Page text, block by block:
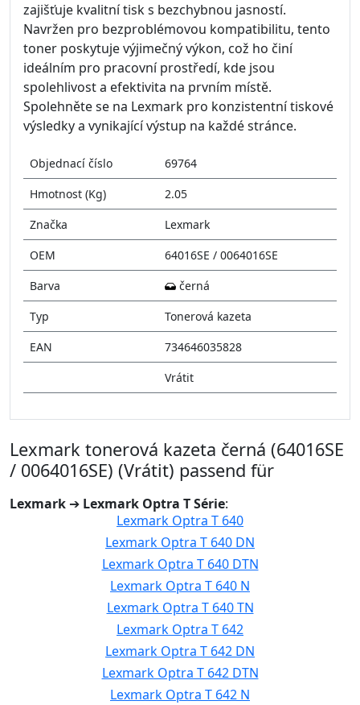
zajišťuje kvalitní tisk s bezchybnou jasností.
Navržen pro bezproblémovou kompatibilitu, tento
toner poskytuje výjimečný výkon, což ho činí
ideálním pro pracovní prostředí, kde jsou
spolehlivost a efektivita na prvním místě.
Spolehněte se na Lexmark pro konzistentní tiskové
výsledky a vynikající výstup na každé stránce.
Objednací číslo
69764
Hmotnost (Kg)
2.05
Značka
Lexmark
OEM
64016SE / 0064016SE
Barva
černá
Typ
Tonerová kazeta
EAN
734646035828
Vrátit
Lexmark tonerová kazeta černá (64016SE
/ 0064016SE) (Vrátit) passend für
Lexmark ➔ Lexmark Optra T Série:
Lexmark Optra T 640
Lexmark Optra T 640 DN
Lexmark Optra T 640 DTN
Lexmark Optra T 640 N
Lexmark Optra T 640 TN
Lexmark Optra T 642
Lexmark Optra T 642 DN
Lexmark Optra T 642 DTN
Lexmark Optra T 642 N